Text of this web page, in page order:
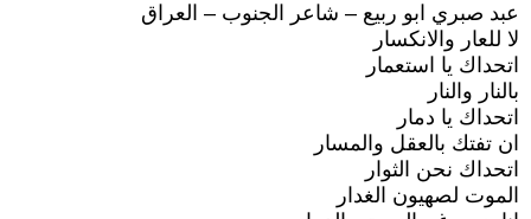
عبد صبري ابو ربيع – شاعر الجنوب – العراق
لا للعار والانكسار
اتحداك يا استعمار
بالنار والنار
اتحداك يا دمار
ان تفتك بالعقل والمسار
اتحداك نحن الثوار
الموت لصهيون الغدار